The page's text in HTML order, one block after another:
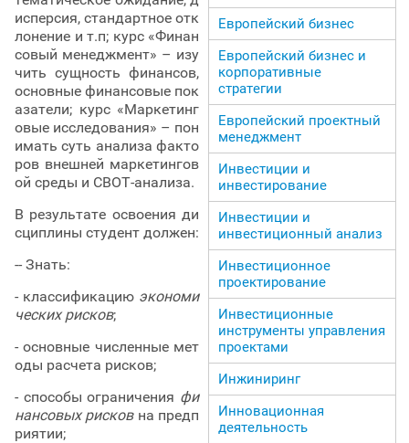
исперсия, стандартное отк
лонение и т.п; курс «Финан
совый менеджмент» – изу
чить сущность финансов,
основные финансовые пок
азатели; курс «Маркетинг
овые исследования» – пон
имать суть анализа факто
ров внешней маркетингов
ой среды и СВОТ-анализа.
В результате освоения ди
сциплины студент должен:
-- Знать:
- классификацию экономи
ческих рисков;
- основные численные мет
оды расчета рисков;
- способы ограничения фи
нансовых рисковна предп
риятии;
Европейский бизнес
Европейский бизнес и
корпоративные
стратегии
Европейский проектный
менеджмент
Инвестиции и
инвестирование
Инвестиции и
инвестиционный анализ
Инвестиционное
проектирование
Инвестиционные
инструменты управления
проектами
Инжиниринг
Инновационная
деятельность